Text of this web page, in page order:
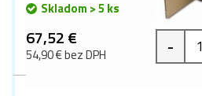
Skladom > 5 ks
67,52 €
54,90 € bez DPH -